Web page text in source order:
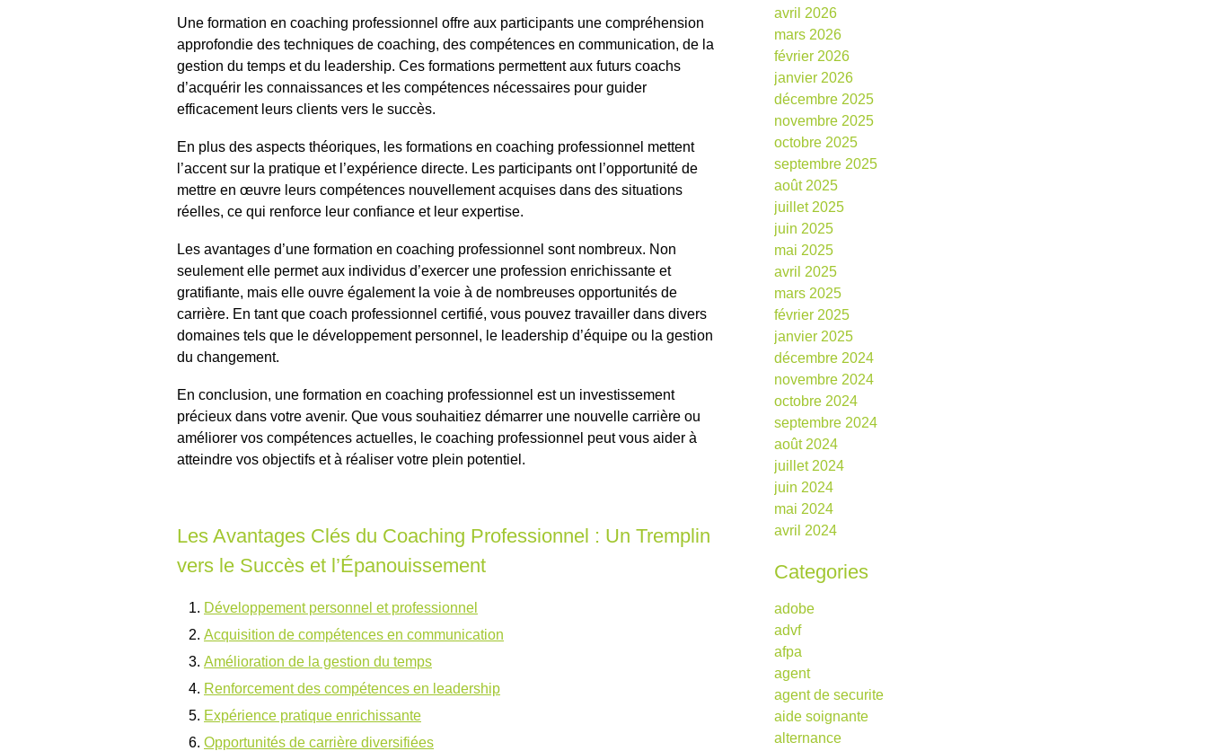
Une formation en coaching professionnel offre aux participants une compréhension
approfondie des techniques de coaching, des compétences en communication, de la
gestion du temps et du leadership. Ces formations permettent aux futurs coachs
d’acquérir les connaissances et les compétences nécessaires pour guider
efficacement leurs clients vers le succès.
En plus des aspects théoriques, les formations en coaching professionnel mettent
l’accent sur la pratique et l’expérience directe. Les participants ont l’opportunité de
mettre en œuvre leurs compétences nouvellement acquises dans des situations
réelles, ce qui renforce leur confiance et leur expertise.
Les avantages d’une formation en coaching professionnel sont nombreux. Non
seulement elle permet aux individus d’exercer une profession enrichissante et
gratifiante, mais elle ouvre également la voie à de nombreuses opportunités de
carrière. En tant que coach professionnel certifié, vous pouvez travailler dans divers
domaines tels que le développement personnel, le leadership d’équipe ou la gestion
du changement.
En conclusion, une formation en coaching professionnel est un investissement
précieux dans votre avenir. Que vous souhaitiez démarrer une nouvelle carrière ou
améliorer vos compétences actuelles, le coaching professionnel peut vous aider à
atteindre vos objectifs et à réaliser votre plein potentiel.
Les Avantages Clés du Coaching Professionnel : Un Tremplin
vers le Succès et l’Épanouissement
Développement personnel et professionnel
Acquisition de compétences en communication
Amélioration de la gestion du temps
Renforcement des compétences en leadership
Expérience pratique enrichissante
Opportunités de carrière diversifiées
avril 2026
mars 2026
février 2026
janvier 2026
décembre 2025
novembre 2025
octobre 2025
septembre 2025
août 2025
juillet 2025
juin 2025
mai 2025
avril 2025
mars 2025
février 2025
janvier 2025
décembre 2024
novembre 2024
octobre 2024
septembre 2024
août 2024
juillet 2024
juin 2024
mai 2024
avril 2024
Categories
adobe
advf
afpa
agent
agent de securite
aide soignante
alternance